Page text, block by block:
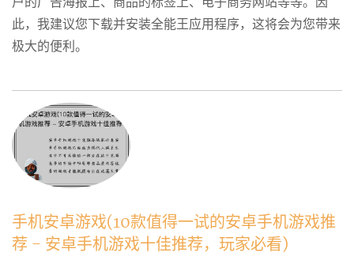
此，我建议您下载并安装全能王应用程序，这将会为您带来
极大的便利。
手机安卓游戏(10款值得一试的安卓手机游戏推
荐 - 安卓手机游戏十佳推荐，玩家必看)